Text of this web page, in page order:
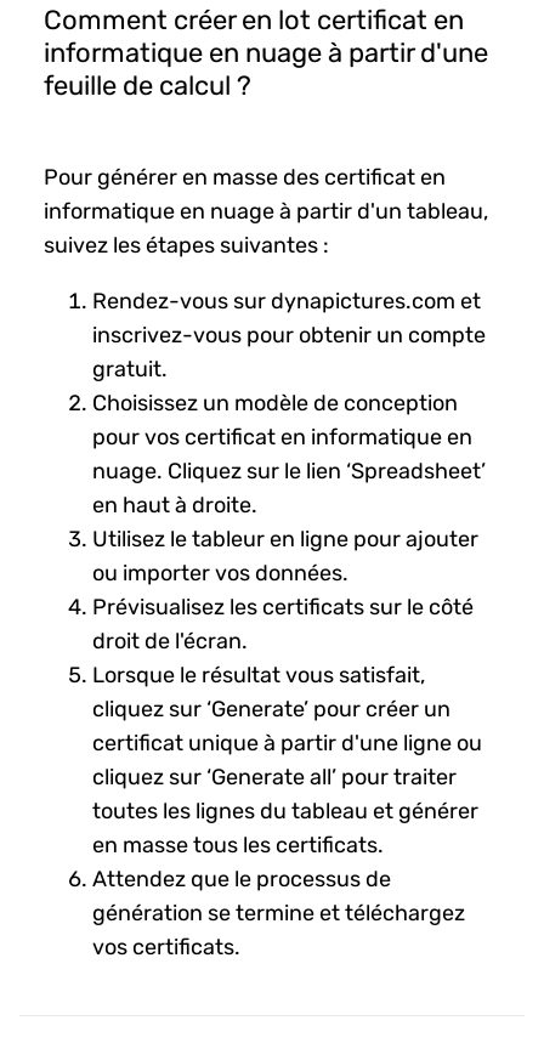
Comment créer en lot certificat en
informatique en nuage à partir d'une
feuille de calcul ?
Pour générer en masse des certificat en
informatique en nuage à partir d'un tableau,
suivez les étapes suivantes :
Rendez-vous sur dynapictures.com et
inscrivez-vous pour obtenir un compte
gratuit.
Choisissez un modèle de conception
pour vos certificat en informatique en
nuage. Cliquez sur le lien ‘Spreadsheet’
en haut à droite.
Utilisez le tableur en ligne pour ajouter
ou importer vos données.
Prévisualisez les certificats sur le côté
droit de l'écran.
Lorsque le résultat vous satisfait,
cliquez sur ‘Generate’ pour créer un
certificat unique à partir d'une ligne ou
cliquez sur ‘Generate all’ pour traiter
toutes les lignes du tableau et générer
en masse tous les certificats.
Attendez que le processus de
génération se termine et téléchargez
vos certificats.